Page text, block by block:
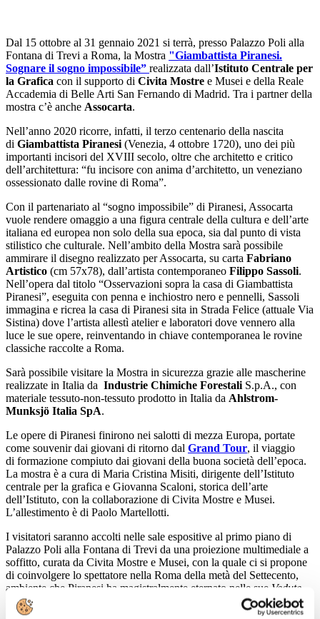
Dal 15 ottobre al 31 gennaio 2021 si terrà, presso Palazzo Poli alla
Fontana di Trevi a Roma, la Mostra "Giambattista Piranesi.
Sognare il sogno impossibile” realizzata dall’Istituto Centrale per
la Grafica con il supporto di Civita Mostre e Musei e della Reale
Accademia di Belle Arti San Fernando di Madrid. Tra i partner della
mostra c’è anche Assocarta.
Nell’anno 2020 ricorre, infatti, il terzo centenario della nascita
di Giambattista Piranesi (Venezia, 4 ottobre 1720), uno dei più
importanti incisori del XVIII secolo, oltre che architetto e critico
dell’architettura: “fu incisore con anima d’architetto, un veneziano
ossessionato dalle rovine di Roma”.
Con il partenariato al “sogno impossibile” di Piranesi, Assocarta
vuole rendere omaggio a una figura centrale della cultura e dell’arte
italiana ed europea non solo della sua epoca, sia dal punto di vista
stilistico che culturale. Nell’ambito della Mostra sarà possibile
ammirare il disegno realizzato per Assocarta, su carta Fabriano
Artistico (cm 57x78), dall’artista contemporaneo Filippo Sassoli.
Nell’opera dal titolo “Osservazioni sopra la casa di Giambattista
Piranesi”, eseguita con penna e inchiostro nero e pennelli, Sassoli
immagina e ricrea la casa di Piranesi sita in Strada Felice (attuale Via
Sistina) dove l’artista allestì atelier e laboratori dove vennero alla
luce le sue opere, reinventando in chiave contemporanea le rovine
classiche raccolte a Roma.
Sarà possibile visitare la Mostra in sicurezza grazie alle mascherine
realizzate in Italia da Industrie Chimiche Forestali S.p.A., con
materiale tessuto-non-tessuto prodotto in Italia da Ahlstrom-
Munksjö Italia SpA.
Le opere di Piranesi finirono nei salotti di mezza Europa, portate
come souvenir dai giovani di ritorno dal Grand Tour, il viaggio
di formazione compiuto dai giovani della buona società dell’epoca.
La mostra è a cura di Maria Cristina Misiti, dirigente dell’Istituto
centrale per la grafica e Giovanna Scaloni, storica dell’arte
dell’Istituto, con la collaborazione di Civita Mostre e Musei.
L’allestimento è di Paolo Martellotti.
I visitatori saranno accolti nelle sale espositive al primo piano di
Palazzo Poli alla Fontana di Trevi da una proiezione multimediale a
soffitto, curata da Civita Mostre e Musei, con la quale ci si propone
di coinvolgere lo spettatore nella Roma della metà del Settecento,
ambiente che Piranesi ha magistralmente eternato nelle sue Vedute